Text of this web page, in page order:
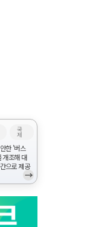
국
제
한 '버스
개조해 대
으로 제공
→